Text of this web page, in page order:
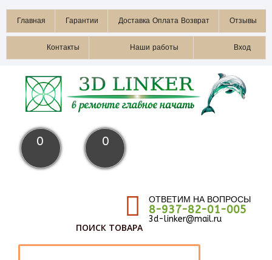
Главная Гарантии Доставка Оплата Возврат Отзывы
Контакты Наши работы Вход
0 0
ОТВЕТИМ НА ВОПРОСЫ
8-937-82-01-005
3d-linker@mail.ru
ПОИСК ТОВАРА